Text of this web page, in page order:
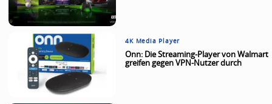
4K Media Player
Onn: Die Streaming-Player von Walmart
greifen gegen VPN-Nutzer durch